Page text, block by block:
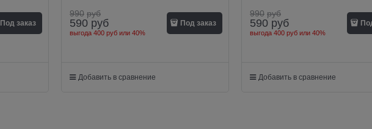
Под заказ
990 руб
590 руб
выгода 400 руб или 40%
Под заказ
Добавить в сравнение
990 руб
590 руб
выгода 400 руб или 40%
Добавить в сравнение